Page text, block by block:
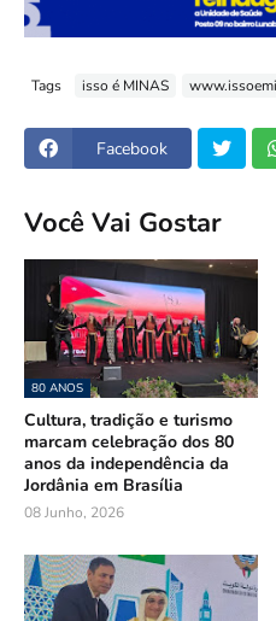
Tags isso é MINAS
Facebook
Você Vai Gostar
80 ANOS
Cultura, tradição e turismo
marcam celebração dos 80
anos da independência da
Jordânia em Brasília
08 Junho, 2026